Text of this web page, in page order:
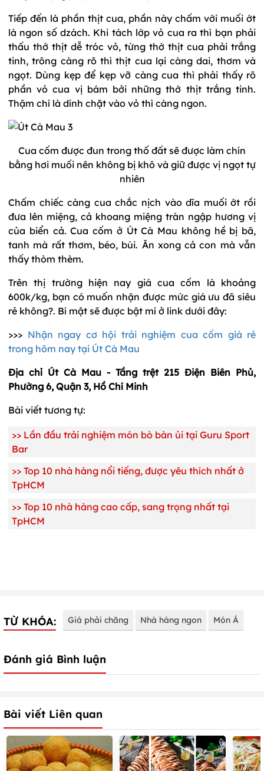
Tiếp đến là phần thịt cua, phần này chấm với muối ớt
là ngon số dzách. Khi tách lớp vỏ cua ra thì bạn phải
thấu thớ thịt dễ tróc vỏ, từng thớ thịt cua phải trắng
tinh, trông càng rõ thì thịt cua lại càng dai, thơm và
ngọt. Dùng kẹp để kẹp vỡ càng cua thì phải thấy rõ
phần vỏ cua vị bám bởi những thớ thịt trắng tinh.
Thậm chí là dính chặt vào vỏ thì càng ngon.
Cua cốm được đun trong thố đất sẽ được làm chín
bằng hơi muối nên không bị khô và giữ được vị ngọt tự
nhiên
Chấm chiếc càng cua chắc nịch vào dĩa muối ớt rồi
đưa lên miệng, cả khoang miệng tràn ngập hương vị
của biển cả. Cua cốm ở Út Cà Mau không hề bị bã,
tanh mà rất thơm, béo, bùi. Ăn xong cả con mà vẫn
thấy thòm thèm.
Trên thị trường hiện nay giá cua cốm là khoảng
600k/kg, bạn có muốn nhận được mức giá ưu đã siêu
rẻ không?. Bí mật sẽ được bật mí ở link dưới đây:
>>> Nhận ngay cơ hội trải nghiệm cua cốm giá rẻ
trong hôm nay tại Út Cà Mau
Địa chỉ Út Cà Mau - Tầng trệt 215 Điện Biên Phủ,
Phường 6, Quận 3, Hồ Chí Minh
Bài viết tương tự:
>> Lần đầu trải nghiệm món bò bàn ủi tại Guru Sport
Bar
>> Top 10 nhà hàng nổi tiếng, được yêu thích nhất ở
TpHCM
>> Top 10 nhà hàng cao cấp, sang trọng nhất tại
TpHCM
TỪ KHÓA: Giá phải chăng Nhà hàng ngon Món Á
Đánh giá Bình luận
Bài viết Liên quan